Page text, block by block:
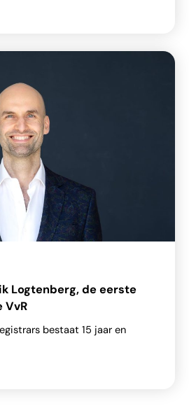
Logtenberg, de eerste
VvR
bestaat 15 jaar en